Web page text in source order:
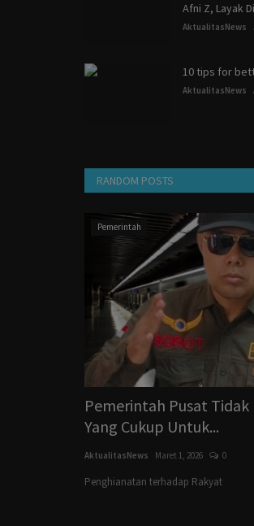
Afni Z, Layak
AktualitasNews
10 tips for
AktualitasNews
RANDOM POSTS
Pemerintah
Pemerintah Pusat
Yang Cukup Untuk...
AktualitasNews Maret 1, 2026 0
Penghianatan terhadap Rakyat